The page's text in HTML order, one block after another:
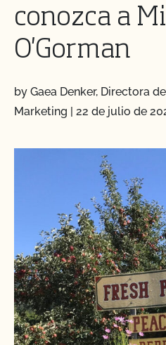
conozca a
O'Gorman
by Gaea Denker, Directora
Marketing | 22 de julio de